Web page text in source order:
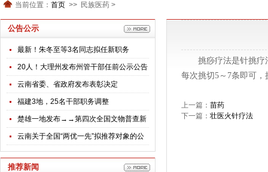
当前位置： 首页 >> 民族医药 >
公告公示
最新！朱冬至等3名同志拟任新职务
20人！大理州发布州管干部任前公示公告
云南省委、省政府发布表彰决定
福建3地，25名干部职务调整
楚雄一地发布→→第四次全国文物普查新
发现不可移动文物名录公告
云南关于全国“两优一先”拟推荐对象的公
示
推荐新闻
挑痧疗法是针挑疗
每次挑切5～7条即可
上一篇： 苗药
下一篇： 壮医火针疗法